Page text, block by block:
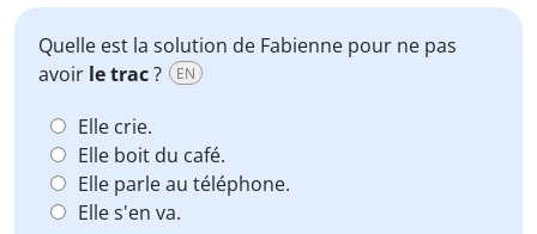
Quelle est la solution de Fabienne pour ne pas
avoir le trac? EN
Elle crie.
Elle boit du café.
Elle parle au téléphone.
Elle s'en va.